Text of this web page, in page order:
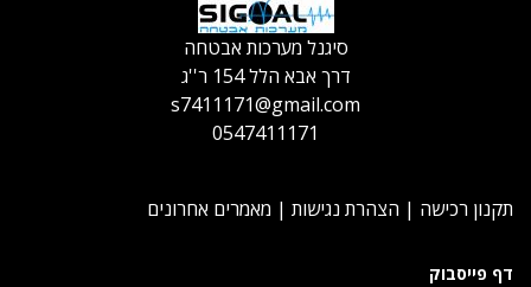
סיגנל מערכות אבטחה
דרך אבא הלל 154 ר''ג
s7411171@gmail.com
0547411171
תקנון רכישה | הצהרת נגישות | מאמרים אחרונים
דף פייסבוק